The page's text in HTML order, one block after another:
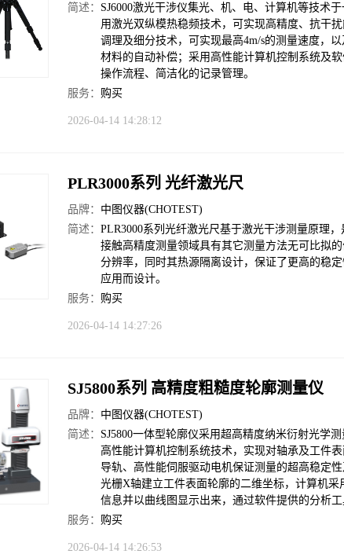
简述： SJ6000激光干涉仪集光、机、电、计算机等技术
用激光双纵模热稳频技术，可实现高精度、抗干
调理及细分技术，可实现最高4m/s的测量速度，
材料的自动补偿；采用高性能计算机控制系统及
操作流程、简洁化的记录管理。
服务： 购买
2026-04-14 14:28:12
PLR3000系列 光纤激光尺
品牌： 中图仪器(CHOTEST)
简述： PLR3000系列光纤激光尺基于激光干涉测量原理
接触高精度测量领域具有其它测量方法无可比拟
分辨率，同时其热源隔离设计，保证了更高的稳
应用而设计。
服务： 购买
2026-04-14 14:27:26
SJ5800系列 高精度粗糙度轮廓测量仪
品牌： 中图仪器(CHOTEST)
简述： SJ5800一体型轮廓仪采用超高精度纳米衍射光学
高性能计算机控制系统技术，实现对轴承及工件
导轨、高性能伺服驱动电机保证测量的超高稳定
光栅X轴建立工件表面轮廓的二维坐标，计算机
信息并以曲线图显示出来，通过软件提供的分析
服务： 购买
2026-04-14 14:26:53